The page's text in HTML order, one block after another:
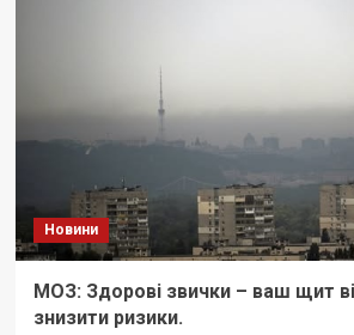
Новини
МОЗ: Здорові звички – ваш щит
знизити ризики.